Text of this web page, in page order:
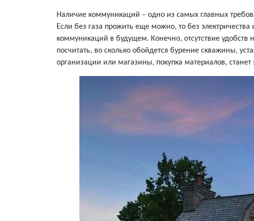
Наличие коммуникаций – одно из самых главных
Если без газа прожить еще можно, то без
коммуникаций в будущем. Конечно, отсутствие удобств
посчитать, во сколько обойдется бурение скважины,
организации или магазины, покупка материалов,